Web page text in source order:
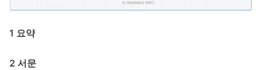
1 요약
2 서문